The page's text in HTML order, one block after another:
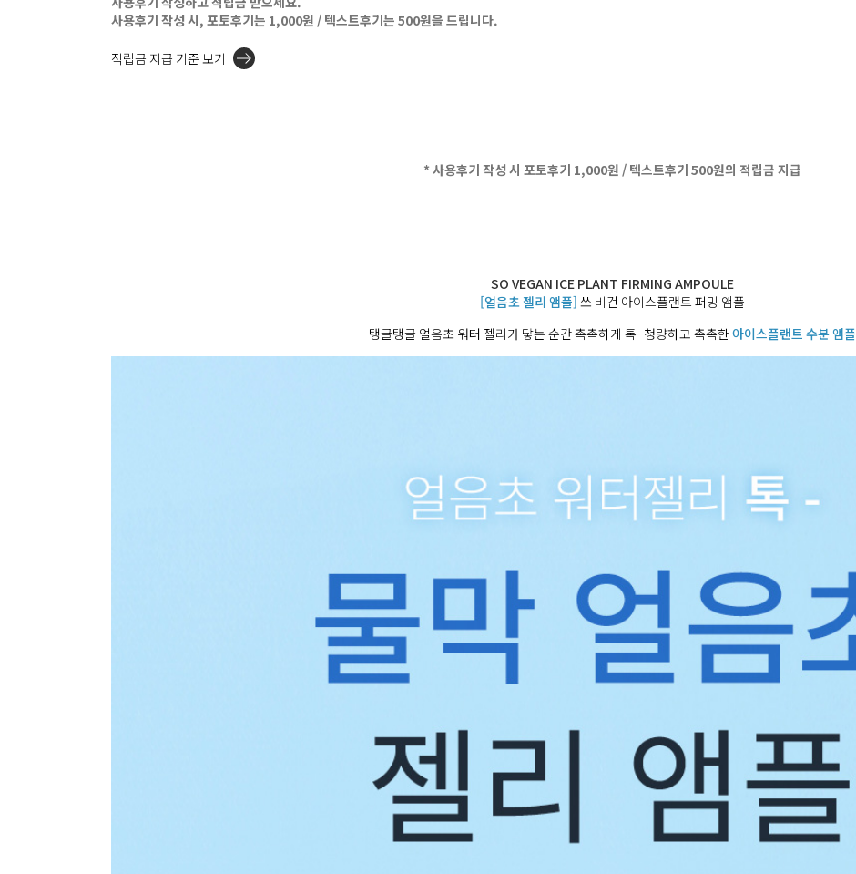
사용후기 작성 시, 포토후기는 1,000원 / 텍스트후기는 500원을 드립니다.
적립금 지급 기준 보기
* 사용후기 작성 시 포토후기 1,000원 / 텍스트후기 500원의 적립금 지급
SO VEGAN ICE PLANT FIRMING AMPOULE
[얼음초 젤리 앰플] 쏘 비건 아이스플랜트 퍼밍 앰플
탱글탱글 얼음초 워터 젤리가 닿는 순간 촉촉하게 톡- 청량하고 촉촉한 아이스플랜트 수분 앰플